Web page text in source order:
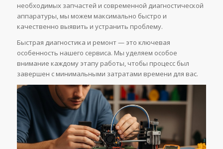
необходимых запчастей и современной диагностической
аппаратуры, мы можем максимально быстро и
качественно выявить и устранить проблему.
Быстрая диагностика и ремонт — это ключевая
особенность нашего сервиса. Мы уделяем особое
внимание каждому этапу работы, чтобы процесс был
завершен с минимальными затратами времени для вас.